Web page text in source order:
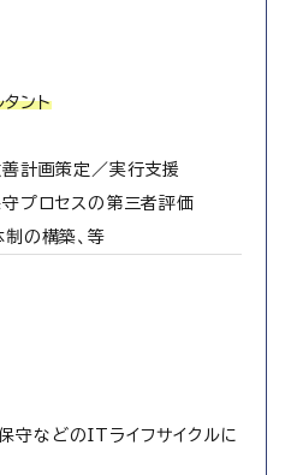
ント
計画策定／実行支援
プロセスの第三者評価
の構築、等
守などのITライフサイクルに